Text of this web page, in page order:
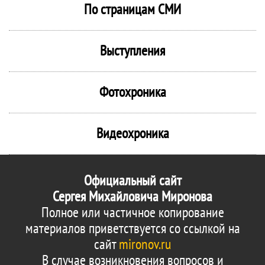
По страницам СМИ
Выступления
Фотохроника
Видеохроника
Официальный сайт
Сергея Михайловича Миронова
Полное или частичное копирование
материалов приветствуется со ссылкой на
сайтmironov.ru
В случае возникновения вопросов и